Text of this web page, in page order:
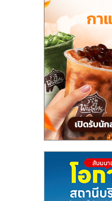
ไชส์
ขาย
หน้า
บ้าน
ลงทุน
น้อย